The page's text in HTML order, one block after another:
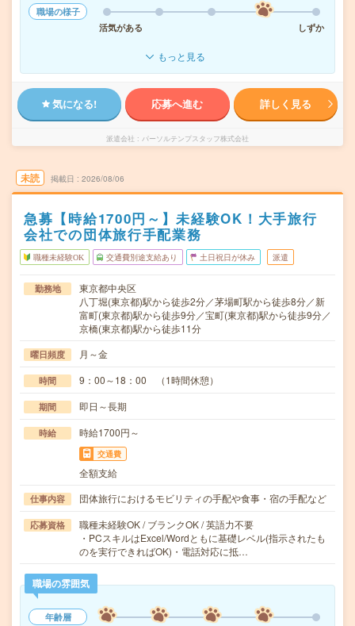
職場の様子
活気がある
しずか
もっと見る
気になる! 応募へ進む 詳しく見る
派遣会社 パーソルテンプスタッフ株式会社
未読 掲載日 2026/08/06
急募【時給1700円～】未経験OK！大手旅行
会社での団体旅行手配業務
職種未経験OK 交通費別途支給あり 土日祝日が休み 派遣
勤務地
東京都中央区
八丁堀(東京都)駅から徒歩2分／茅場町駅から徒歩8分／新
富町(東京都)駅から徒歩9分／宝町(東京都)駅から徒歩9分／
京橋(東京都)駅から徒歩11分
曜日頻度 月～金
時間 9：00～18：00 （1時間休憩）
期間 即日～長期
時給 時給1700円～
交通費
全額支給
仕事内容 団体旅行におけるモビリティの手配や食事・宿の手配など
応募資格
職種未経験OK / ブランクOK / 英語力不要
・PCスキルはExcel/Wordともに基礎レベル(指示されたも
のを実行できればOK)・電話対応に抵…
職場の雰囲気
年齢層